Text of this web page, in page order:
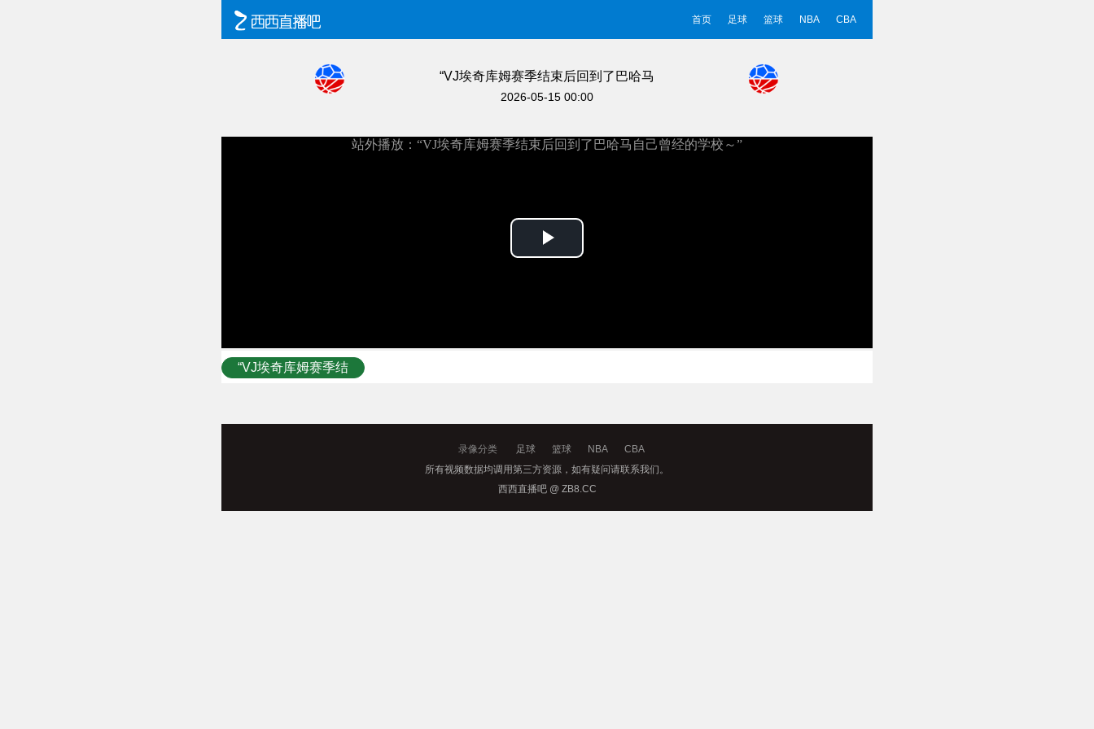
首页 足球 篮球 NBA CBA
“VJ埃奇库姆赛季结束后回到了巴哈马
自己曾经的学校～”
2026-05-15 00:00
“VJ埃奇库姆赛季结
录像分类 足球 篮球 NBA
CBA
所有视频数据均调用第三方资源，如有疑问请联系我们。
西西直播吧 @ ZB8.CC